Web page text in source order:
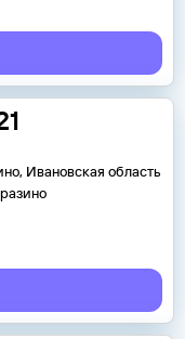
Ивановская область